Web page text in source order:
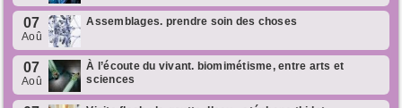
07
Aoû
Assemblages. prendre soin des choses
07
Aoû
À l’écoute du vivant. biomimétisme, entre arts et
sciences